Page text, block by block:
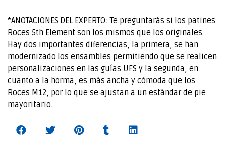
*ANOTACIONES DEL EXPERTO: Te preguntarás si los patines
Roces 5th Element son los mismos que los originales.
Hay dos importantes diferencias, la primera, se han
modernizado los ensambles permitiendo que se realicen
personalizaciones en las guías UFS y la segunda, en
cuanto a la horma, es más ancha y cómoda que los
Roces M12, por lo que se ajustan a un estándar de pie
mayoritario.